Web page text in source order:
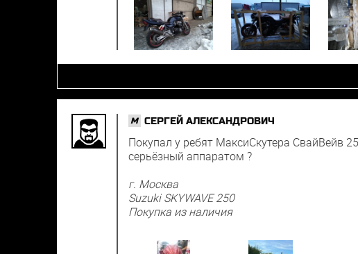
M СЕРГЕЙ АЛЕКСАНДРОВИЧ
Покупал у ребят МаксиСкутера СвайВейв
серьёзный аппаратом ?
г. Москва
Suzuki SKYWAVE 250
Покупка из наличия